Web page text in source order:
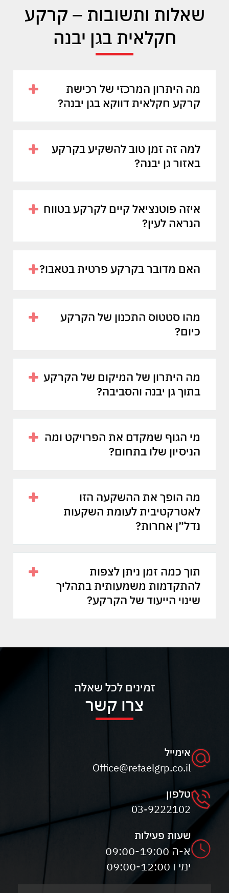
שאלות ותשובות – קרקע
חקלאית בגן יבנה
מה היתרון המרכזי של רכישת
קרקע חקלאית דווקא בגן יבנה?
למה זה זמן טוב להשקיע בקרקע
באזור גן יבנה?
איזה פוטנציאל קיים לקרקע בטווח
הנראה לעין?
האם מדובר בקרקע פרטית בטאבו?
מהו סטטוס התכנון של הקרקע
כיום?
מה היתרון של המיקום של הקרקע
בתוך גן יבנה והסביבה?
מי הגוף שמקדם את הפרויקט ומה
הניסיון שלו בתחום?
מה הופך את ההשקעה הזו
לאטרקטיבית לעומת השקעות
נדל״ן אחרות?
תוך כמה זמן ניתן לצפות
להתקדמות משמעותית בתהליך
שינוי הייעוד של הקרקע?
זמינים לכל שאלה
צרו קשר
אימייל
Office@refaelgrp.co.il
טלפון
03-9222102
שעות פעילות
א-ה 09:00-19:00
ימי ו 09:00-12:00